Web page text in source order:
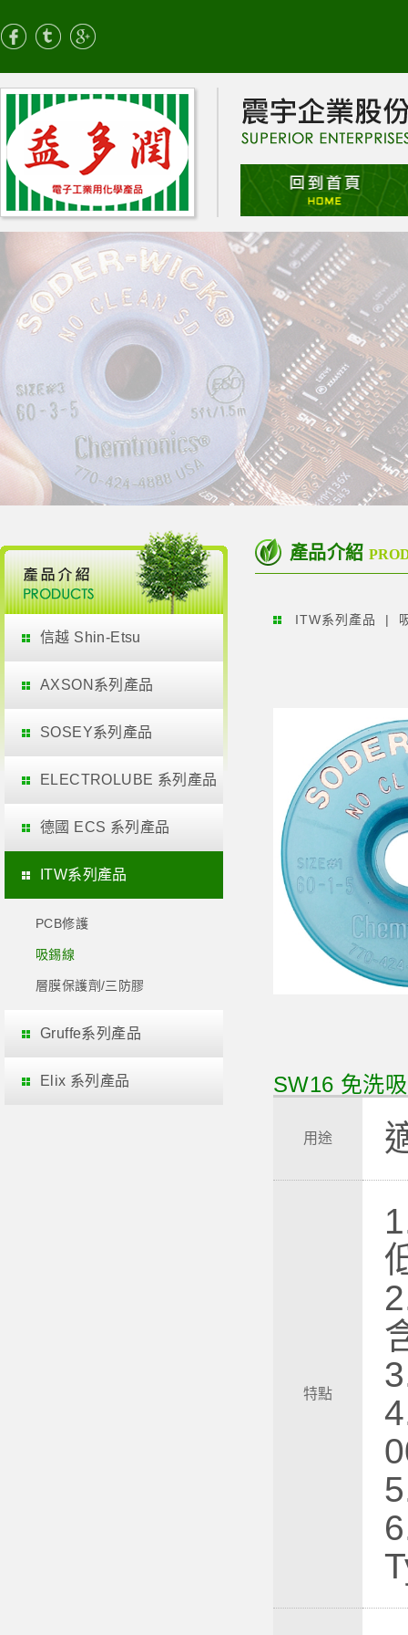
信越 Shin-Etsu
AXSON系列產品
SOSEY系列產品
ELECTROLUBE 系列產品
德國 ECS 系列產品
ITW系列產品
PCB修護
吸錫線
層膜保護劑/三防膠
Gruffe系列產品
Elix 系列產品
產品介紹
ITW系列產品
SW16 免洗
用途
特點